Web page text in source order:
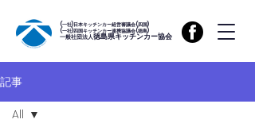
(一社)日本キッチンカー経営審議会(四国)
(一社)四国キッチンカー連携協議会(徳島)
一般社団法人徳島県キッチンカー協会
記事
All